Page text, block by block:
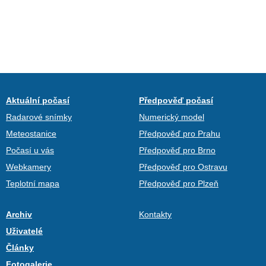
Aktuální počasí
Radarové snímky
Meteostanice
Počasí u vás
Webkamery
Teplotní mapa
Předpověď počasí
Numerický model
Předpověď pro Prahu
Předpověď pro Brno
Předpověď pro Ostravu
Předpověď pro Plzeň
Archiv
Uživatelé
Články
Kontakty